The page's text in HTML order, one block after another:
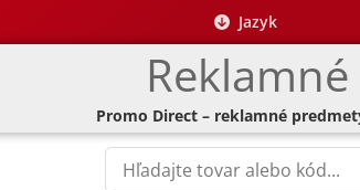
Jazyk
Promo Direct – reklamné